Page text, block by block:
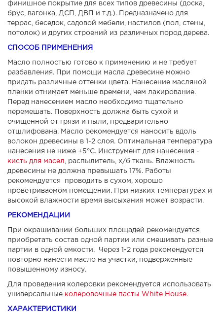
финишное покрытие для всех типов древесины (доска,
брус, вагонка, ДСП, ДВП и т.д.). Предназначено для
террас, беседок, садовой мебели, настилов (пол, стены,
потолок) и других строений из различных пород дерева.
СПОСОБ ПРИМЕНЕНИЯ
Масло полностью готово к применению и не требует
разбавления. При помощи масла древесине можно
придать различные оттенки цвета. Нанесение масляной
пленки отнимает меньше времени, чем лакирование.
Перед нанесением масло необходимо тщательно
перемешать. Поверхность должна быть сухой и
очищенной от грязи и пыли, предварительно
отшлифована. Масло рекомендуется наносить вдоль
волокон древесины в 1-2 слоя. Оптимальная температура
нанесения не ниже +5°С. Инструмент для нанесения -
кисть для масел
, распылитель, х/б ткань. Влажность
древесины не должна превышать 17%. Работы
рекомендуется проводить в сухом, хорошо
проветриваемом помещении. При низких температурах и
высокой влажности время высыхания может возрасти.
РЕКОМЕНДАЦИИ
При окрашивании больших площадей рекомендуется
приобретать состав одной партии или смешивать разные
партии в одной емкости. Через 1-2 года рекомендуется
повторно нанести масло на участки, подверженные
повышенному износу.
Для проведения колеровки рекомендуется использовать
универсальные колеровочные пасты White House.
ХАРАКТЕРИСТИКИ